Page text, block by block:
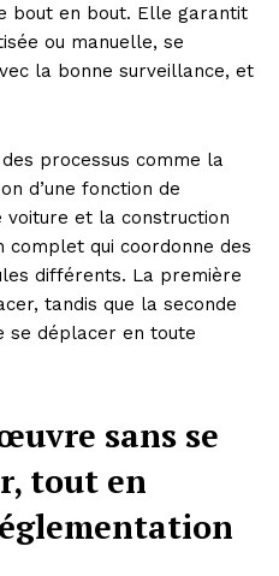
bout en bout. Elle garantit
ou manuelle, se
la bonne surveillance, et
processus comme la
d’une fonction de
voiture et la construction
complet qui coordonne des
différents. La première
tandis que la seconde
se déplacer en toute
sans se
tout en